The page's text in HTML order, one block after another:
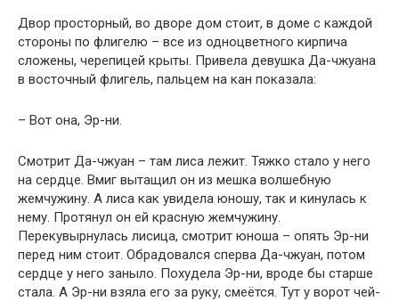
Двор просторный, во дворе дом стоит, в доме с каждой
стороны по флигелю – все из одноцветного кирпича
сложены, черепицей крыты. Привела девушка Да-чжуана
в восточный флигель, пальцем на кан показала:
– Вот она, Эр-ни.
Смотрит Да-чжуан – там лиса лежит. Тяжко стало у него
на сердце. Вмиг вытащил он из мешка волшебную
жемчужину. А лиса как увидела юношу, так и кинулась к
нему. Протянул он ей красную жемчужину.
Перекувырнулась лисица, смотрит юноша – опять Эр-ни
перед ним стоит. Обрадовался сперва Да-чжуан, потом
сердце у него заныло. Похудела Эр-ни, вроде бы старше
стала. А Эр-ни взяла его за руку, смеётся. Тут у ворот чей-